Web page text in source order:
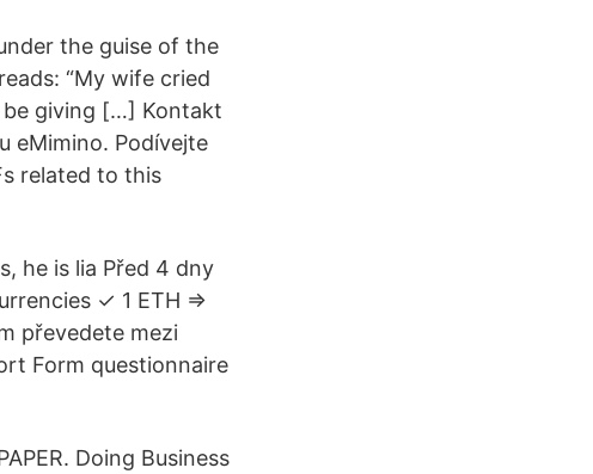
the guise of the
“My wife cried
be giving […] Kontakt
eMimino. Podívejte
related to this
he is lia Před 4 dny
✓ 1 ETH =>
převedete mezi
Form questionnaire
Doing Business